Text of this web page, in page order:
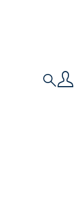
Search